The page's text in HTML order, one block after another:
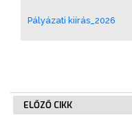
VÁROSRENDÉSZET
Pályázati kiírás_2026
ELŐZŐ CIKK